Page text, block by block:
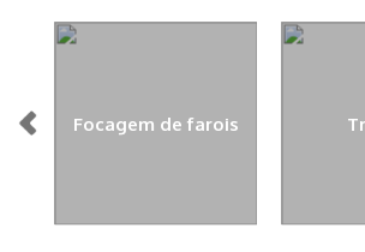
Focagem de farois